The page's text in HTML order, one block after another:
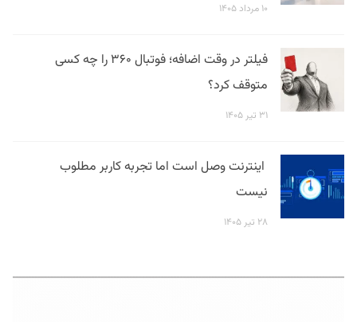
۱۰ مرداد ۱۴۰۵
فیلتر در وقت اضافه؛ فوتبال ۳۶۰ را چه کسی
متوقف کرد؟
۳۱ تیر ۱۴۰۵
اینترنت وصل است اما تجربه کاربر مطلوب
نیست
۲۸ تیر ۱۴۰۵